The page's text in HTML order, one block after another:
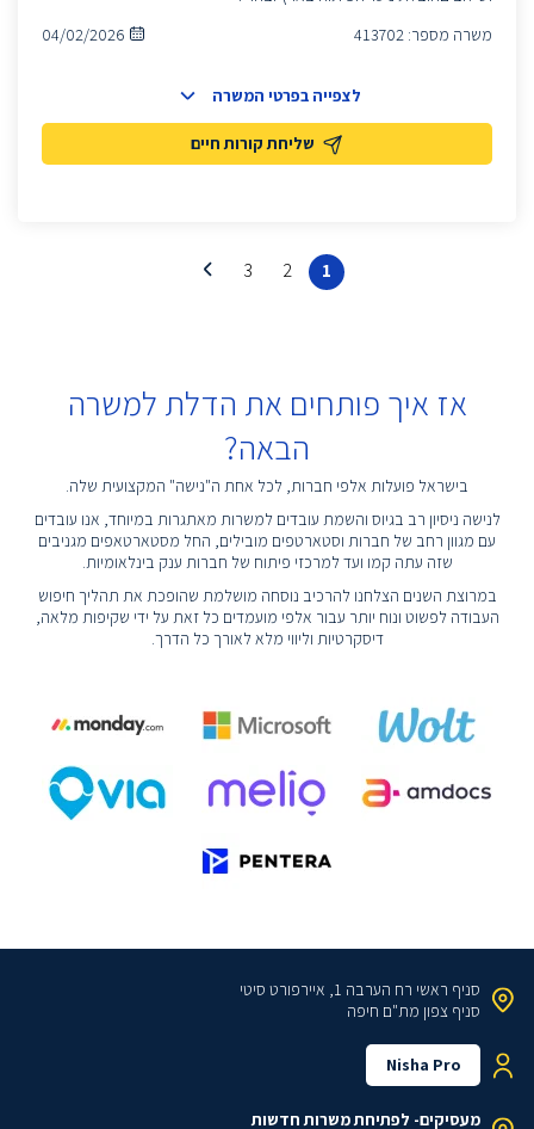
משרה מספר: 413702
04/02/2026
שליחת קורות חיים
לצפייה בפרטי המשרה
1
2
3
אז איך פותחים את הדלת למשרה
הבאה?
בישראל פועלות אלפי חברות, לכל אחת ה"נישה" המקצועית שלה.
לנישה ניסיון רב בגיוס והשמת עובדים למשרות מאתגרות במיוחד, אנו עובדים
עם מגוון רחב של חברות וסטארטפים מובילים, החל מסטארטאפים מגניבים
שזה עתה קמו ועד למרכזי פיתוח של חברות ענק בינלאומיות.
במרוצת השנים הצלחנו להרכיב נוסחה מושלמת שהופכת את תהליך חיפוש
העבודה לפשוט ונוח יותר עבור אלפי מועמדים כל זאת על ידי שקיפות מלאה,
דיסקרטיות וליווי מלא לאורך כל הדרך.
סניף ראשי רח הערבה 1, איירפורט סיטי
סניף צפון מת"ם חיפה
Nisha Pro
מעסיקים- לפתיחת משרות חדשות